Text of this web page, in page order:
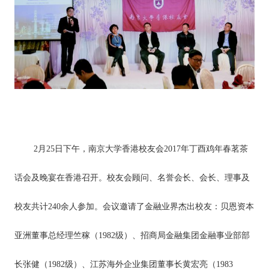
2月25日下午，南京大学香港校友会2017年丁酉鸡年春茗茶
话会及晚宴在香港召开。校友会顾问、名誉会长、会长、理事及
校友共计240余人参加。会议邀请了金融业界杰出校友：贝恩资本
亚洲董事总经理竺稼（1982级）、招商局金融集团金融事业部部
长张健（1982级）、江苏海外企业集团董事长黄宏亮（1983